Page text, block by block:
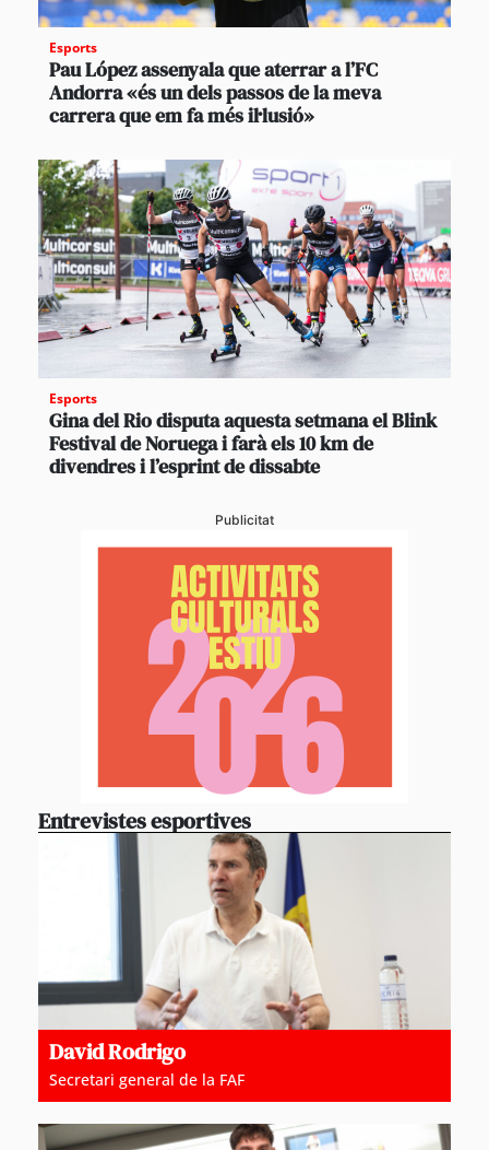
Esports
Pau López assenyala que aterrar a l’FC
Andorra «és un dels passos de la meva
carrera que em fa més il·lusió»
Esports
Gina del Rio disputa aquesta setmana el Blink
Festival de Noruega i farà els 10 km de
divendres i l’esprint de dissabte
Publicitat
Entrevistes esportives
David Rodrigo
Secretari general de la FAF